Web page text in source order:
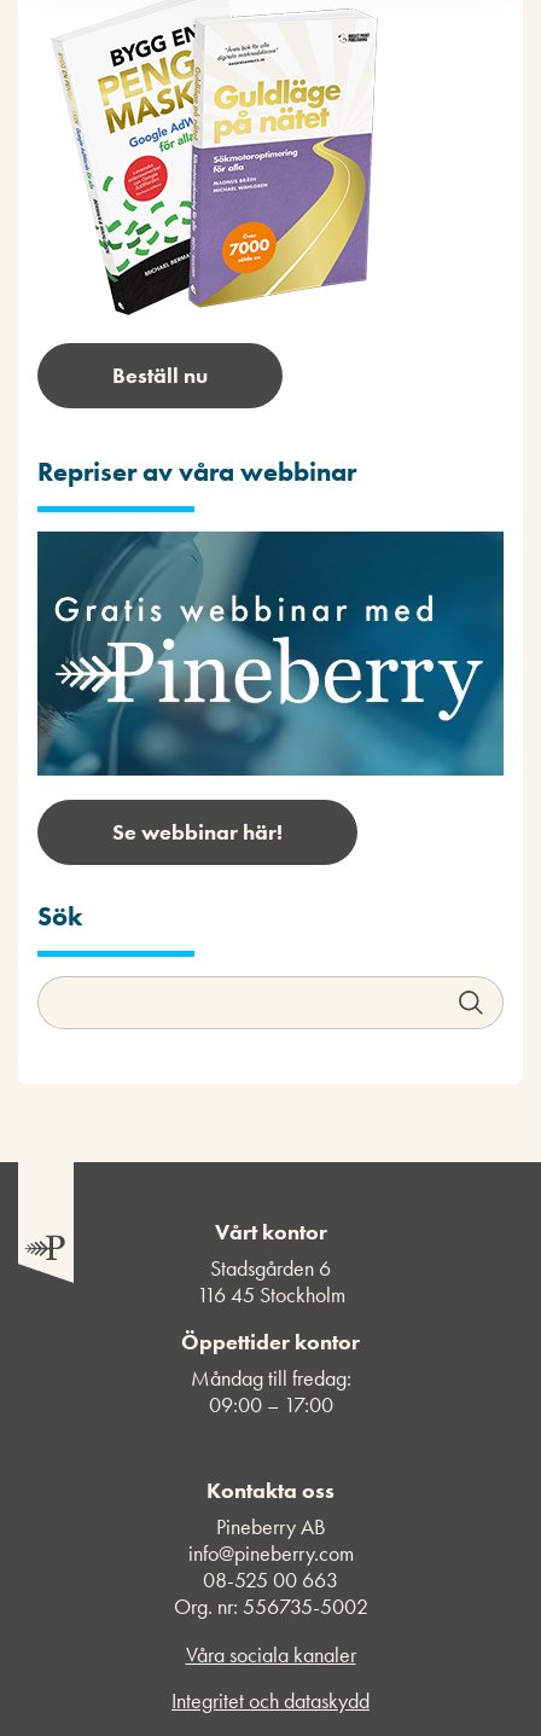
Beställ nu
Repriser av våra webbinar
Se webbinar här!
Sök
Vårt kontor
Stadsgården 6
116 45 Stockholm
Öppettider kontor
Måndag till fredag:
09:00 – 17:00
Kontakta oss
Pineberry AB
info@pineberry.com
08-525 00 663
Org. nr: 556735-5002
Våra sociala kanaler
Integritet och dataskydd